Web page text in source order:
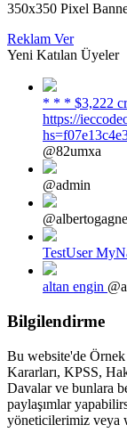
350x350 Pixel
Reklam Ver
Yeni Katılan Üyeler
* * * $3,222
https://
@82umxa
@admin
@albertogagne
TestUser
altan engin
Bilgilendirme
Bu website'de
Kararları, KPSS,
Davalar ve bunlara
paylaşımlar
yöneticilerimiz veya